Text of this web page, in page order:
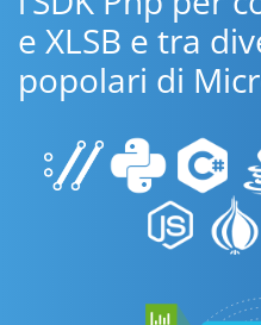
e XLSB e tra
popolari di